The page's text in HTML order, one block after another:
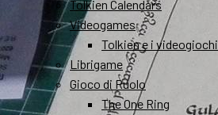
Tolkien Calendars
Videogames
Tolkien e i videogiochi
Librigame
Gioco di Ruolo
The One Ring